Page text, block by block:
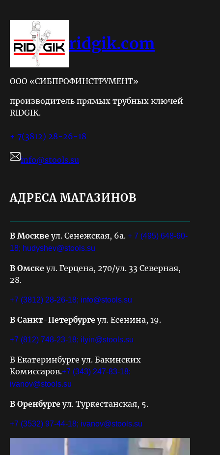
ridgik.com
ООО «СИБПРОФИНСТРУМЕНТ»
производитель прямых трубных ключей
RIDGIK.
+ 7(3812) 28-26-18
info@stools.su
АДРЕСА МАГАЗИНОВ
В Москве ул. Сенежская, 6а. + 7 (495) 648-60-
18; hudyshev@stools.su
В Омске ул. Герцена, 270/ул. 33 Северная,
28.
+7 (3812) 28-26-18; info@stools.su
В Санкт-Петербурге ул. Есенина, 19.
+7 (812) 748-23-18; ilyin@stools.su
В Екатеринбурге ул. Бакинских
Комиссаров.+7 (343) 247-83-18;
ivanov@stools.su
В Оренбурге ул. Туркестанская, 5.
+7 (3532) 97-44-18; ivanov@stools.su